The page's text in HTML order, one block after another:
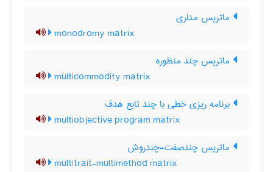
ماتریس مداری
monodromy matrix
ماتریس چند منظوره
multicommodity matrix
برنامه ریزی خطی با چند تابع هدف
multiobjective program matrix
ماتریس چندصفت-چندروش
multitrait-multimethod matrix